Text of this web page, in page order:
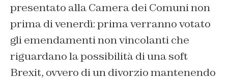
presentato alla Camera dei Comuni non
prima di venerdì: prima verranno votato
gli emendamenti non vincolanti che
riguardano la possibilità di una soft
Brexit, ovvero di un divorzio mantenendo